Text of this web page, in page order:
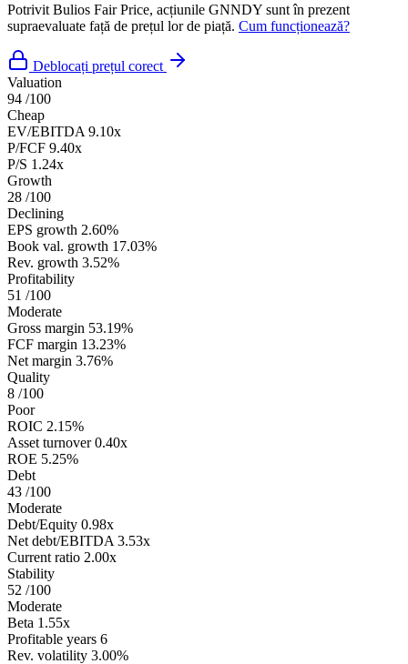
Potrivit Bulios Fair Price, acțiunile GNNDY sunt în prezent
supraevaluate față de prețul lor de piață. Cum funcționează?
Deblocați prețul corect
Valuation
94 /100
Cheap
EV/EBITDA 9.10x
P/FCF 9.40x
P/S 1.24x
Growth
28 /100
Declining
EPS growth 2.60%
Book val. growth 17.03%
Rev. growth 3.52%
Profitability
51 /100
Moderate
Gross margin 53.19%
FCF margin 13.23%
Net margin 3.76%
Quality
8 /100
Poor
ROIC 2.15%
Asset turnover 0.40x
ROE 5.25%
Debt
43 /100
Moderate
Debt/Equity 0.98x
Net debt/EBITDA 3.53x
Current ratio 2.00x
Stability
52 /100
Moderate
Beta 1.55x
Profitable years 6
Rev. volatility 3.00%